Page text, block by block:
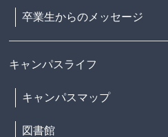
卒業生からのメッセージ
キャンパスライフ
キャンパスマップ
図書館